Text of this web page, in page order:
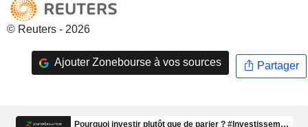
© Reuters - 2026
Ajouter Zonebourse à vos sources Partager